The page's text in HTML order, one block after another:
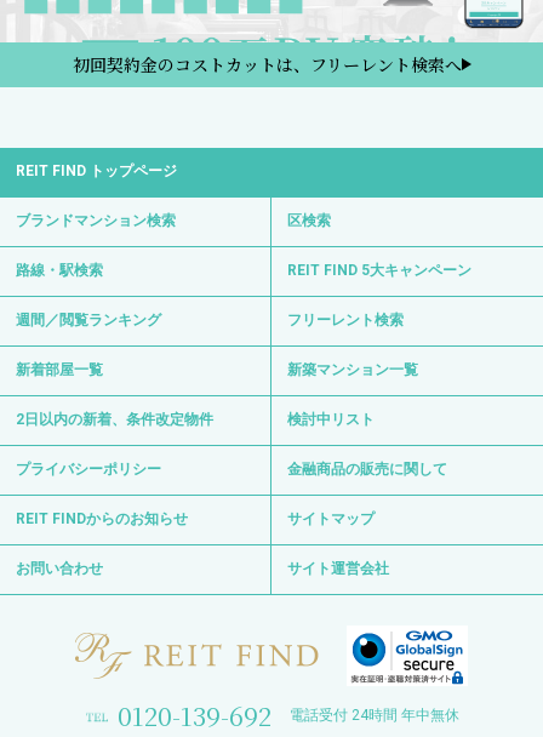
初回契約金のコストカットは、フリーレント検索へ
REIT FIND トップページ
ブランドマンション検索 区検索
路線・駅検索 REIT FIND 5大キャンペーン
週間／閲覧ランキング フリーレント検索
新着部屋一覧 新築マンション一覧
2日以内の新着、条件改定物件 検討中リスト
プライバシーポリシー 金融商品の販売に関して
REIT FINDからのお知らせ サイトマップ
お問い合わせ サイト運営会社
0120-139-692 電話受付 24時間 年中無休